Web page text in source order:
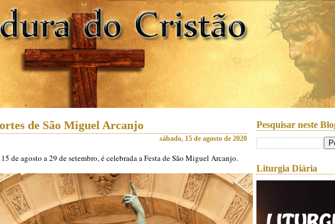
de São Miguel Arcanjo
sábado, 15 de agosto de 2020
de agosto a 29 de setembro, é celebrada a Festa de São Miguel Arcanjo.
Pesquisar neste
Liturgia Diária